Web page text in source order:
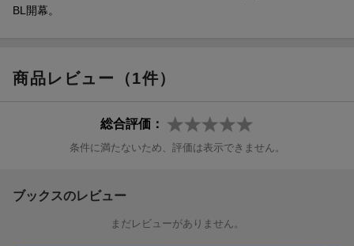
BL開幕。
商品レビュー（1件）
総合評価：
条件に満たないため、評価は表示できません。
ブックスのレビュー
まだレビューがありません。